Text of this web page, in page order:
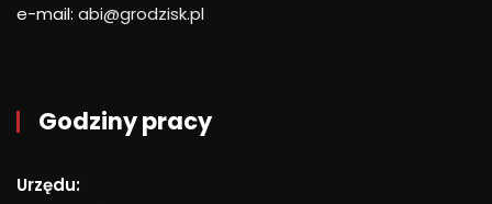
e-mail: abi@grodzisk.pl
Godziny pracy
Urzędu: